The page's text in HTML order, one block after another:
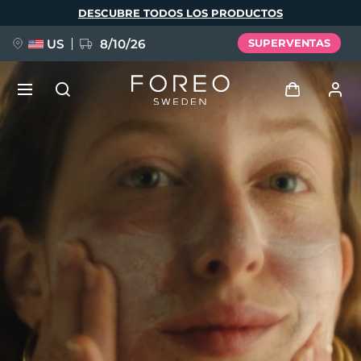
DESCUBRE TODOS LOS PRODUCTOS
US 8/10/26 SUPERVENTAS
Iniciar sesión
Perfil de usuario
Mis dispositivos
Mis pedidos
Mis direcciones
Mis suscripciones
FAQ™ Pure Beauty-Tech Elixir
issa™ Teeth Whitening Set
Español
Français
Português
Русский
繁體中文